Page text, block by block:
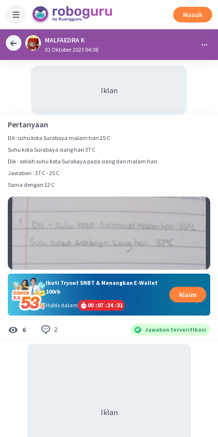
Masuk
MALFAEDRA K
01 Oktober 2023 04:08
Iklan
Pertanyaan
Dit :suhu kota Surabaya malam hari 25 C
Suhu kota Surabaya siang hari 37 C
Dik : selisih suhu kota Surabaya pada siang dan malam hari
Jawaban ; 37 C - 25 C
Sama dengan 12 C
Ikuti Tryout SNBT & Menangkan E-Wallet
100rb
Habis dalam
00 :07 :24 :31
Klaim
6 2 Jawaban terverifikasi
Iklan